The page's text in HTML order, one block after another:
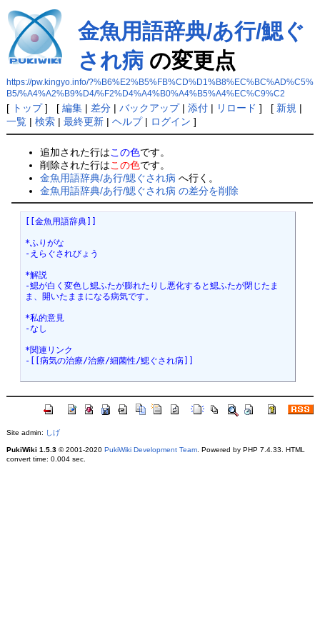
金魚用語辞典/あ行/鰓ぐ
され病の変更点
https://pw.kingyo.info/?%B6%E2%B5%FB%CD%D1%B8%EC%BC%AD%C5%
B5/%A4%A2%B9%D4/%F2%D4%A4%B0%A4%B5%A4%EC%C9%C2
[ トップ] [ 編集| 差分| バックアップ| 添付| リロード ] [ 新規 |
一覧| 検索| 最終更新| ヘルプ| ログイン ]
追加された行はこの色です。
削除された行はこの色です。
金魚用語辞典/あ行/鰓ぐされ病 へ行く。
金魚用語辞典/あ行/鰓ぐされ病 の差分を削除
[[金魚用語辞典]]
*ふりがな
-えらぐされびょう
*解説
-鰓が白く変色し鰓ふたが膨れたりし悪化すると鰓ふたが閉じたま
ま、開いたままになる病気です。
*私的意見
-なし
*関連リンク
-[[病気の治療/治療/細菌性/鰓ぐされ病]]
Site admin: しげ
PukiWiki 1.5.3© 2001-2020 PukiWiki Development Team. Powered by PHP 7.4.33. HTML
convert time: 0.004 sec.